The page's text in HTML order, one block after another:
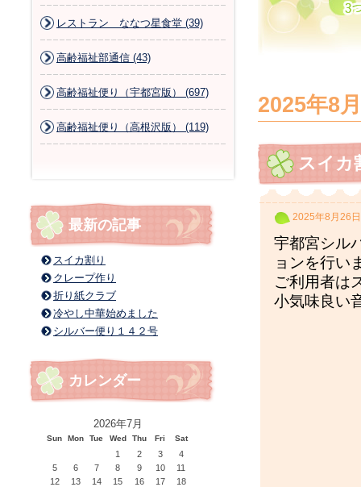
2025年8月
スイカ
2025年8月26日
宇都宮シル
ョンを行い
ご利用者は
小気味良い
レストラン ななつ星食堂 (39)
高齢福祉部通信 (43)
高齢福祉便り（宇都宮版） (697)
高齢福祉便り（高根沢版） (119)
最新の記事
スイカ割り
クレープ作り
折り紙クラブ
冷やし中華始めました
シルバー便り１４２号
カレンダー
2026年7月
Sun Mon Tue Wed Thu Fri Sat
1 2 3
4
5
6 7 8 9 10
11
12
13 14 15 16 17
18